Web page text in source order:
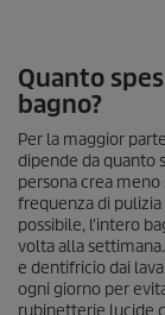
Quanto
bagno?
Per la maggior
dipende da quanto
persona crea
frequenza di pulizia
possibile, l'intero
volta alla
e dentifricio dai
ogni giorno per
rubinetterie lucide